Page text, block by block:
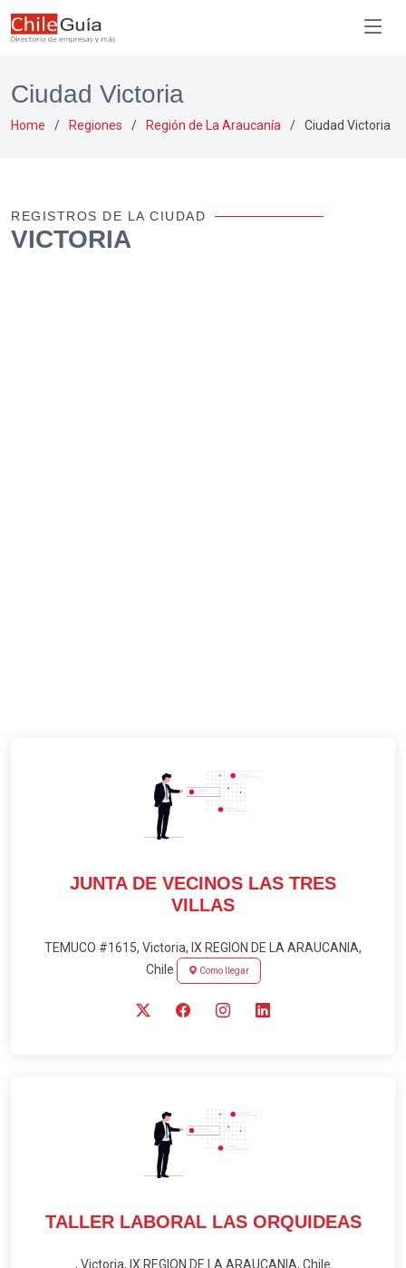
Ciudad Victoria
Home Regiones Región de La Araucanía Ciudad Victoria
REGISTROS DE LA CIUDAD
VICTORIA
JUNTA DE VECINOS LAS TRES
VILLAS
TEMUCO #1615, Victoria, IX REGION DE LA ARAUCANIA,
Chile
Como llegar
TALLER LABORAL LAS ORQUIDEAS
, Victoria, IX REGION DE LA ARAUCANIA, Chile